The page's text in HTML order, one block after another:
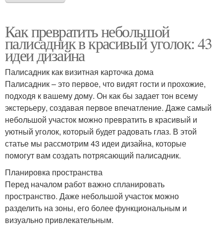
Как превратить небольшой
палисадник в красивый уголок: 43
идеи дизайна
Палисадник как визитная карточка дома
Палисадник – это первое, что видят гости и прохожие,
подходя к вашему дому. Он как бы задает тон всему
экстерьеру, создавая первое впечатление. Даже самый
небольшой участок можно превратить в красивый и
уютный уголок, который будет радовать глаз. В этой
статье мы рассмотрим 43 идеи дизайна, которые
помогут вам создать потрясающий палисадник.
Планировка пространства
Перед началом работ важно спланировать
пространство. Даже небольшой участок можно
разделить на зоны, его более функциональным и
визуально привлекательным.